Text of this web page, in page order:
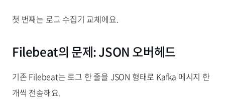
첫 번째는 로그 수집기 교체에요.
Filebeat의 문제: JSON 오버헤드
기존 Filebeat는 로그 한 줄을 JSON 형태로 Kafka 메시지 한
개씩 전송해요.